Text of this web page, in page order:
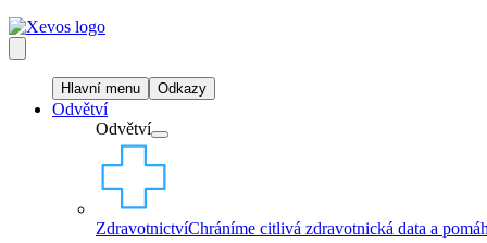
Hlavní menu Odkazy
Odvětví
Odvětví
ZdravotnictvíChráníme citlivá zdravotnická data a